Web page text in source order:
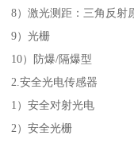
8）激光测距：三角反射
9）光栅
10）防爆/隔爆型
2.安全光电传感器
1）安全对射光电
2）安全光栅